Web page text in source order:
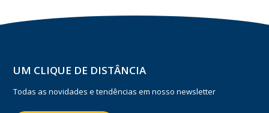
UM CLIQUE DE DISTÂNCIA
Todas as novidades e tendências em nosso newsletter